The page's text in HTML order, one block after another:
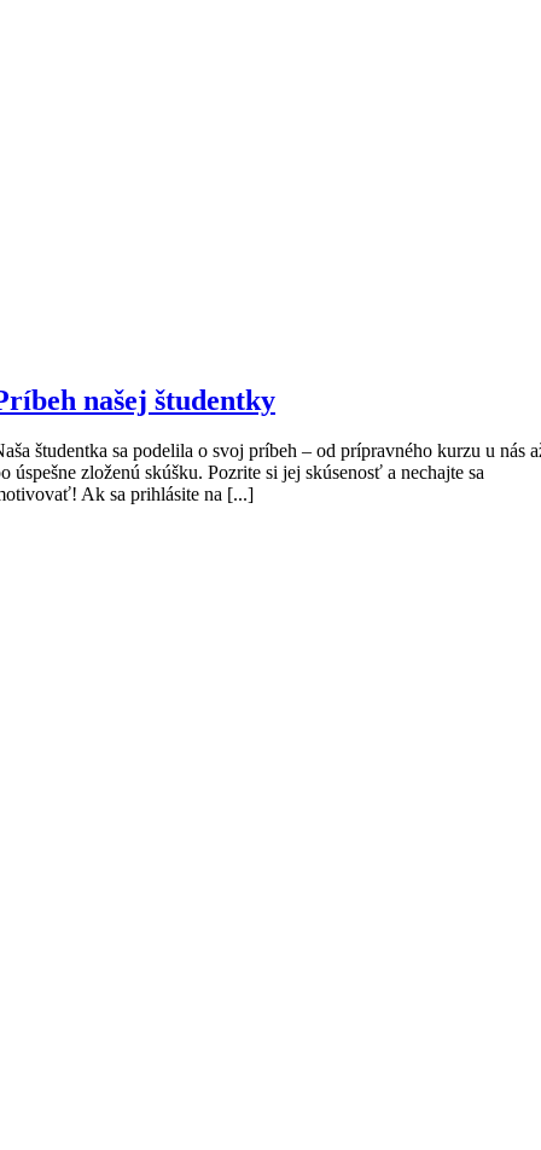
našej študentky
študentka sa podelila o svoj príbeh – od prípravného kurzu u nás
úspešne zloženú skúšku. Pozrite si jej skúsenosť a nechajte sa
Ak sa prihlásite na [...]